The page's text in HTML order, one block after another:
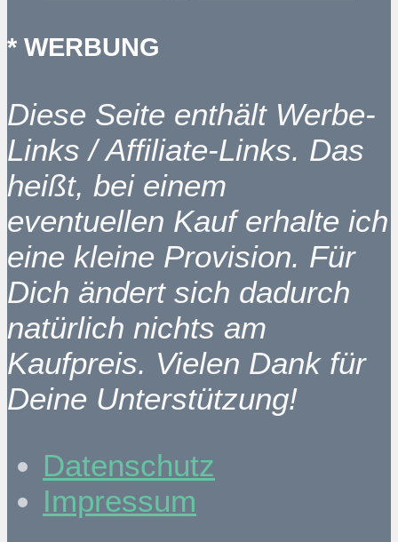
* WERBUNG
Diese Seite enthält Werbe-
Links / Affiliate-Links. Das
heißt, bei einem
eventuellen Kauf erhalte ich
eine kleine Provision. Für
Dich ändert sich dadurch
natürlich nichts am
Kaufpreis. Vielen Dank für
Deine Unterstützung!
Datenschutz
Impressum